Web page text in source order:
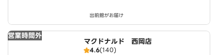
出前館がお届け
営業時間外
マクドナルド 西岡店
4.6(140)